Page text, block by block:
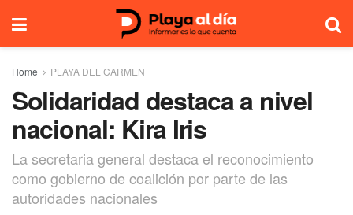
Home PLAYA DEL CARMEN
Solidaridad destaca a nivel
nacional: Kira Iris
La secretaria general destaca el reconocimiento
como gobierno de coalición por parte de las
autoridades nacionales